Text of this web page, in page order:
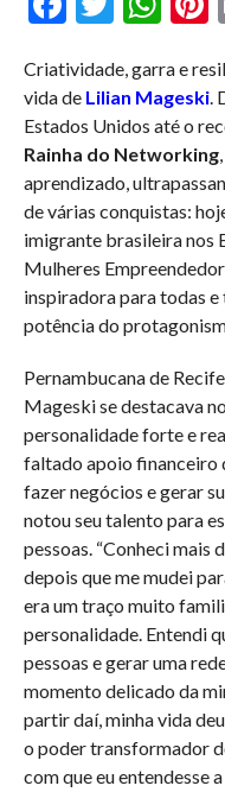
FacebookTwitter
Criatividade, garra e
vida de Lilian Mageski.
Estados Unidos até o
Rainha do Networking
aprendizado,
de várias conquistas:
imigrante brasileira nos
Mulheres
inspiradora para todas
potência do
Pernambucana de
Mageski se destacava
personalidade forte e
faltado apoio financeiro
fazer negócios e gerar
notou seu talento para
pessoas. “Conheci
depois que me mudei
era um traço muito
personalidade. Entendi
pessoas e gerar uma
momento delicado da
partir daí, minha vida
o poder transformador
com que eu entendesse